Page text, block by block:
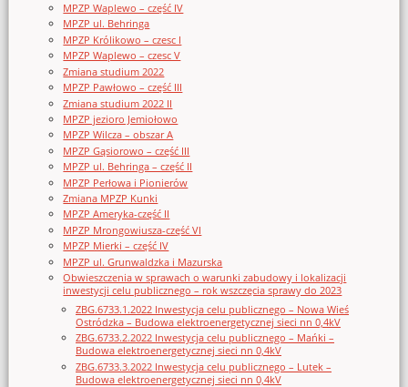
MPZP Waplewo – część IV
MPZP ul. Behringa
MPZP Królikowo – czesc I
MPZP Waplewo – czesc V
Zmiana studium 2022
MPZP Pawłowo – część III
Zmiana studium 2022 II
MPZP jezioro Jemiołowo
MPZP Wilcza – obszar A
MPZP Gąsiorowo – część III
MPZP ul. Behringa – część II
MPZP Perłowa i Pionierów
Zmiana MPZP Kunki
MPZP Ameryka-część II
MPZP Mrongowiusza-część VI
MPZP Mierki – część IV
MPZP ul. Grunwaldzka i Mazurska
Obwieszczenia w sprawach o warunki zabudowy i lokalizacji
inwestycji celu publicznego – rok wszczęcia sprawy do 2023
ZBG.6733.1.2022 Inwestycja celu publicznego – Nowa Wieś
Ostródzka – Budowa elektroenergetycznej sieci nn 0,4kV
ZBG.6733.2.2022 Inwestycja celu publicznego – Mańki –
Budowa elektroenergetycznej sieci nn 0,4kV
ZBG.6733.3.2022 Inwestycja celu publicznego – Lutek –
Budowa elektroenergetycznej sieci nn 0,4kV